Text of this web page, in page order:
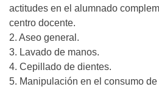
actitudes en el alumnado
centro docente.
2. Aseo general.
3. Lavado de manos.
4. Cepillado de dientes.
5. Manipulación en el consumo